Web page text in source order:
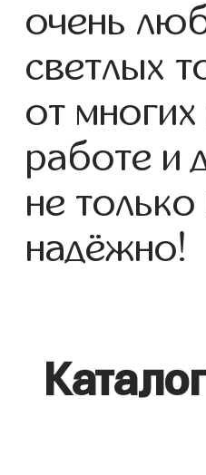
очень
светлых
от
работе и
не
надёжно!